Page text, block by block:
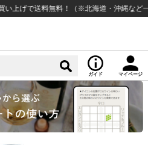
で送料無料！（※北海道・沖縄など一部例
ガイド マイページ